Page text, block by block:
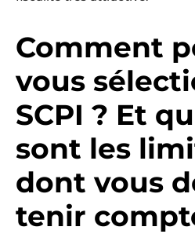
Comment
vous
SCPI ? Et
sont les
dont vous
tenir